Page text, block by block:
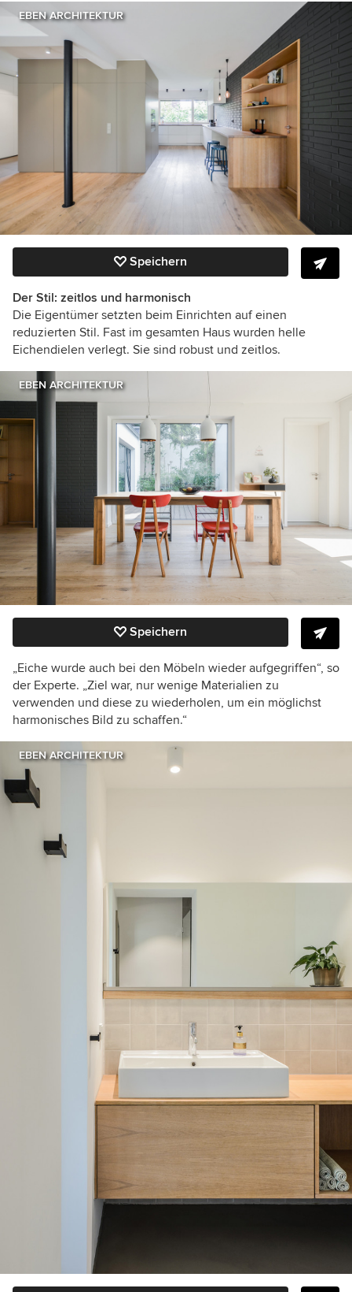
EBEN ARCHITEKTUR
Speichern
Der Stil: zeitlos und harmonisch
Die Eigentümer setzten beim Einrichten auf einen
reduzierten Stil. Fast im gesamten Haus wurden helle
Eichendielen verlegt. Sie sind robust und zeitlos.
EBEN ARCHITEKTUR
Speichern
„Eiche wurde auch bei den Möbeln wieder aufgegriffen“, so
der Experte. „Ziel war, nur wenige Materialien zu
verwenden und diese zu wiederholen, um ein möglichst
harmonisches Bild zu schaffen.“
EBEN ARCHITEKTUR